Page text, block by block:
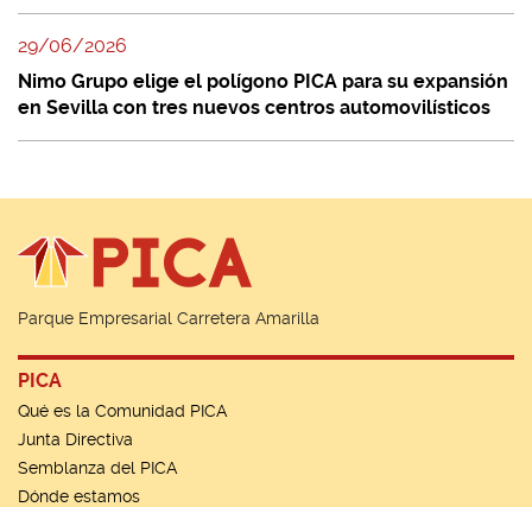
29/06/2026
Nimo Grupo elige el polígono PICA para su expansión
en Sevilla con tres nuevos centros automovilísticos
Parque Empresarial Carretera Amarilla
PICA
Qué es la Comunidad PICA
Junta Directiva
Semblanza del PICA
Dónde estamos